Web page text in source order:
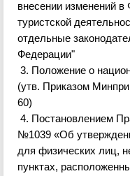
внесении изменений
туристской
отдельные
Федерации"
3. Положение о
(утв. Приказом
60)
4. Постановлением
№1039 «Об утвержд
для физических лиц,
пунктах,